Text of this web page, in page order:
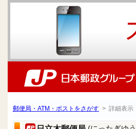
郵便局・ATM・ポストをさがす > 詳細表示